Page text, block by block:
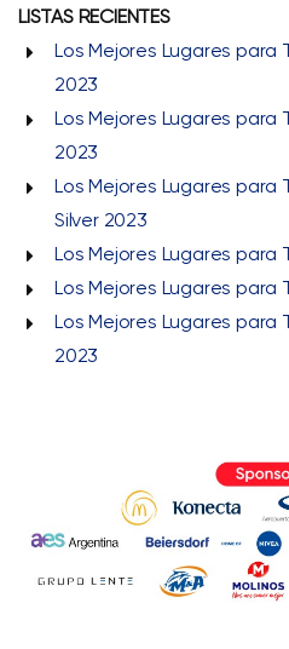
LISTAS RECIENTES
Los Mejores Lugares
2023
Los Mejores Lugares para
2023
Los Mejores Lugares
Silver 2023
Los Mejores Lugares para
Los Mejores Lugares para
Los Mejores Lugares para
2023